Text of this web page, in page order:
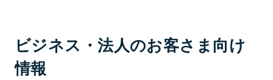
ビジネス・法人のお客さま向け
情報